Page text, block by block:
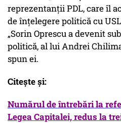
reprezentanții PDL, care îl
de înţelegere politică cu
„Sorin Oprescu a devenit
politică, al lui Andrei
spun ei.
Citește și:
Numărul de întrebări la
Legea Capitalei, redus la